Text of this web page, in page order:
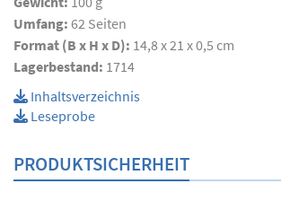
Umfang: 62 Seiten
Format (B x H x D): 14,8 x 21 x 0,5 cm
Lagerbestand: 1714
Inhaltsverzeichnis
Leseprobe
PRODUKTSICHERHEIT